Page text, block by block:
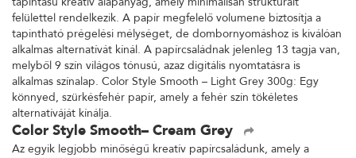
felülettel rendelkezik. A papír megfelelő volumene biztosítja a
tapintható prégelési mélységet, de dombornyomáshoz is kiválóan
alkalmas alternatívát kínál. A papírcsaládnak jelenleg 13 tagja van,
melyből 9 szín világos tónusú, azaz digitális nyomtatásra is
alkalmas színalap. Color Style Smooth – Light Grey 300g: Egy
könnyed, szürkésfehér papír, amely a fehér szín tökéletes
alternatíváját kínálja.
Color Style Smooth– Cream Grey
Az egyik legjobb minőségű kreatív papírcsaládunk, amely a